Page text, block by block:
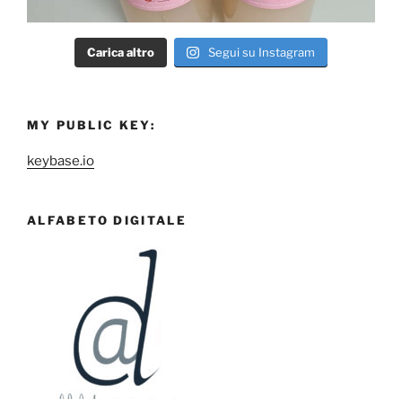
Carica altro Segui su Instagram
MY PUBLIC KEY:
keybase.io
ALFABETO DIGITALE